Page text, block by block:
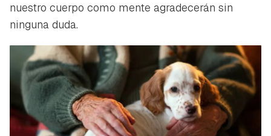
nuestro cuerpo como mente agradecerán sin
ninguna duda.